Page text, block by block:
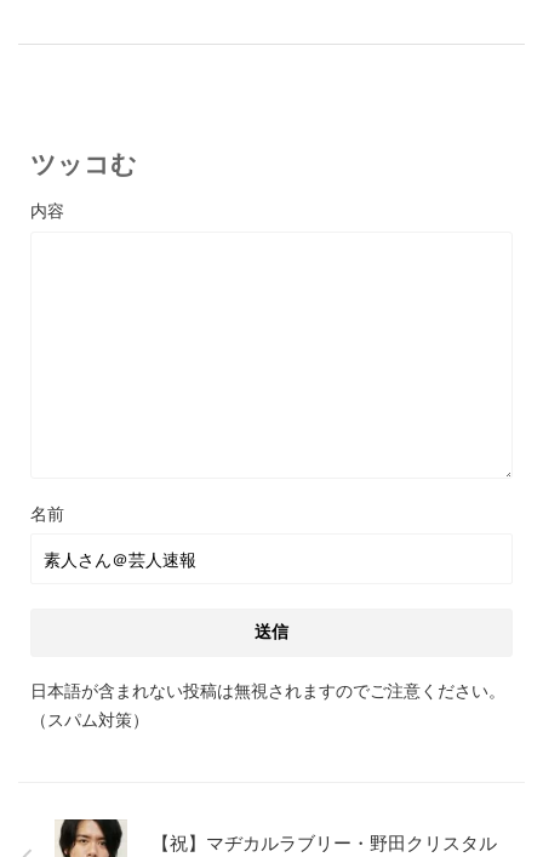
ツッコむ
名前
日本語が含まれない投稿は無視されますのでご注意ください。
（スパム対策）
【祝】マヂカルラブリー・野田クリスタル